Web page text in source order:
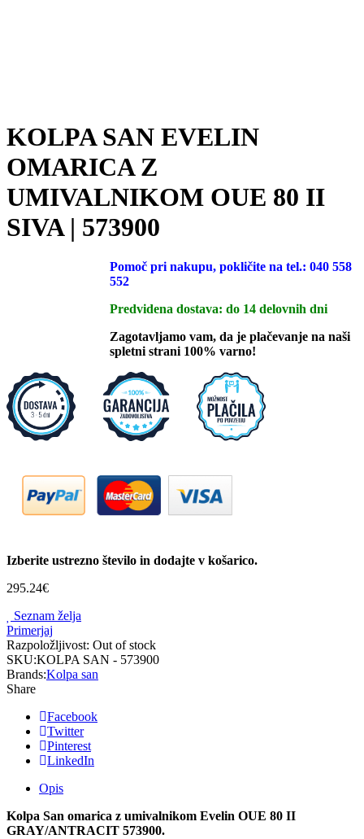
KOLPA SAN EVELIN
OMARICA Z
UMIVALNIKOM OUE 80 II
SIVA | 573900
Pomoč pri nakupu, pokličite na tel.: 040 558
552
Predvidena dostava: do 14 delovnih dni
Zagotavljamo vam, da je plačevanje na naši
spletni strani 100% varno!
Izberite ustrezno število in dodajte v košarico.
295.24€
Seznam želja
Primerjaj
Razpoložljivost: Out of stock
SKU:KOLPA SAN - 573900
Brands:Kolpa san
Share
Facebook
Twitter
Pinterest
LinkedIn
Opis
Kolpa San omarica z umivalnikom Evelin OUE 80 II
GRAY/ANTRACIT 573900.